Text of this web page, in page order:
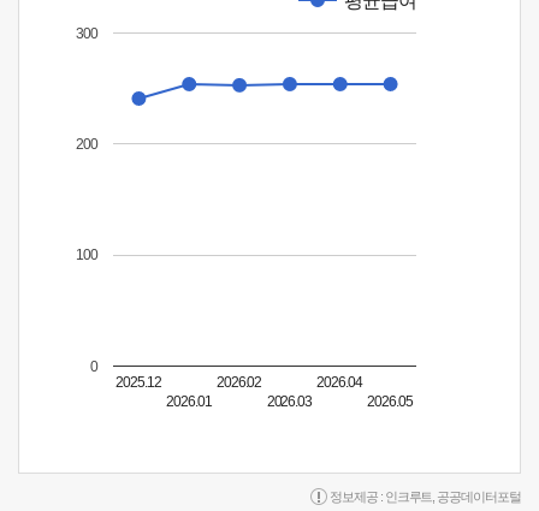
2025.12
2026.01
2026.02
2026.03
2026.04
2026.05
0
100
200
300
정보제공 : 인크루트 공공데이터포털